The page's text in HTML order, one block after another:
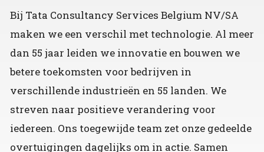
Bij Tata Consultancy Services Belgium NV/SA
maken we een verschil met technologie. Al meer
dan 55 jaar leiden we innovatie en bouwen we
betere toekomsten voor bedrijven in
verschillende industrieën en 55 landen. We
streven naar positieve verandering voor
iedereen. Ons toegewijde team zet onze gedeelde
overtuigingen dagelijks om in actie. Samen